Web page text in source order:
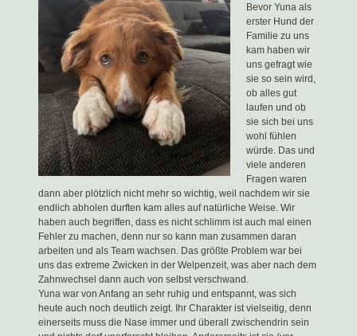
Bevor Yuna als
erster Hund der
Familie zu uns
kam haben wir
uns gefragt wie
sie so sein wird,
ob alles gut
laufen und ob
sie sich bei uns
wohl fühlen
würde. Das und
viele anderen
Fragen waren
dann aber plötzlich nicht mehr so wichtig, weil nachdem wir sie
endlich abholen durften kam alles auf natürliche Weise. Wir
haben auch begriffen, dass es nicht schlimm ist auch mal einen
Fehler zu machen, denn nur so kann man zusammen daran
arbeiten und als Team wachsen. Das größte Problem war bei
uns das extreme Zwicken in der Welpenzeit, was aber nach dem
Zahnwechsel dann auch von selbst verschwand.
Yuna war von Anfang an sehr ruhig und entspannt, was sich
heute auch noch deutlich zeigt. Ihr Charakter ist vielseitig, denn
einerseits muss die Nase immer und überall zwischendrin sein